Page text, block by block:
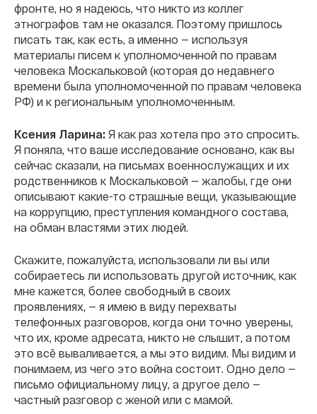
фронте, но я надеюсь, что никто из коллег
этнографов там не оказался. Поэтому пришлось
писать так, как есть, а именно — используя
материалы писем к уполномоченной по правам
человека Москальковой (которая до недавнего
времени была уполномоченной по правам человека
РФ) и к региональным уполномоченным.
Ксения Ларина: Я как раз хотела про это спросить.
Я поняла, что ваше исследование основано, как вы
сейчас сказали, на письмах военнослужащих и их
родственников к Москальковой — жалобы, где они
описывают какие-то страшные вещи, указывающие
на коррупцию, преступления командного состава,
на обман властями этих людей.
Скажите, пожалуйста, использовали ли вы или
собираетесь ли использовать другой источник, как
мне кажется, более свободный в своих
проявлениях, — я имею в виду перехваты
телефонных разговоров, когда они точно уверены,
что их, кроме адресата, никто не слышит, а потом
это всё вываливается, а мы это видим. Мы видим и
понимаем, из чего это война состоит. Одно дело —
письмо официальному лицу, а другое дело —
частный разговор с женой или с мамой.